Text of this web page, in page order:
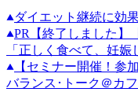
ダイエット継続に効
PR
【終了しました
「正しく食べて、妊
【セミナー開催！参
バランス･トーク＠カ